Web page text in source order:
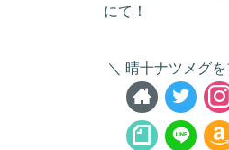
にて！
晴十ナツメグ